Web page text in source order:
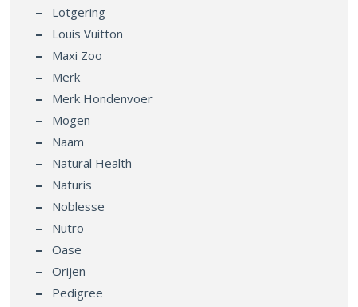
Lotgering
Louis Vuitton
Maxi Zoo
Merk
Merk Hondenvoer
Mogen
Naam
Natural Health
Naturis
Noblesse
Nutro
Oase
Orijen
Pedigree